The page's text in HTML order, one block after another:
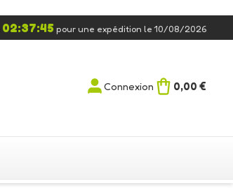
02:37:44 pour une expédition le 10/08/2026
Connexion 0,00 €